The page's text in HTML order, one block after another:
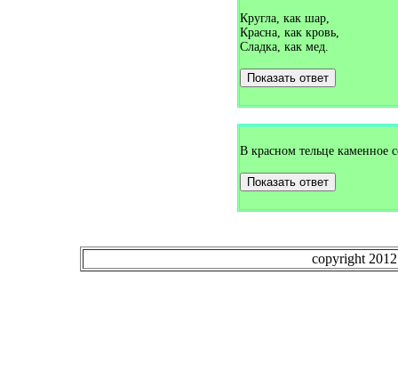
Загадки про ватерполо (1)
Загадки про вдох (1)
Кругла, как шар,
Красна, как кровь,
Сладка, как мед.
Показать ответ
В красном тельце каменное
Показать ответ
copyright